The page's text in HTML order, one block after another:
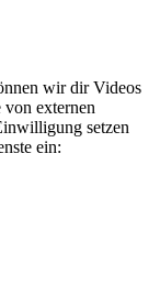
wir dir Videos
von externen
setzen
ein: